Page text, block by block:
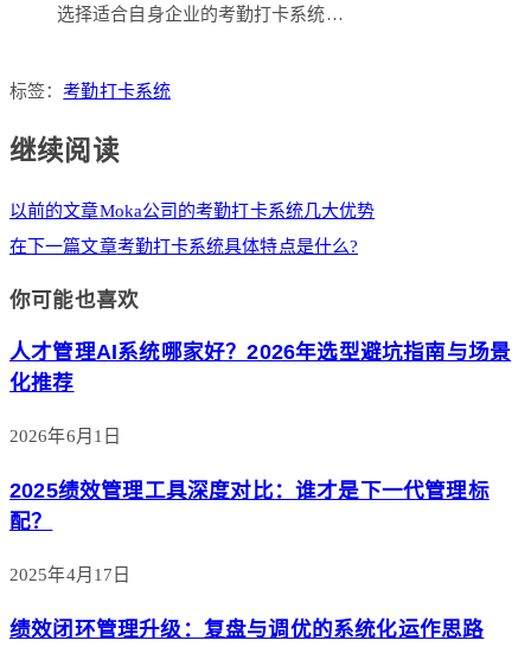
选择适合自身企业的考勤打卡系统…
标签：考勤打卡系统
继续阅读
以前的文章Moka公司的考勤打卡系统几大优势
在下一篇文章考勤打卡系统具体特点是什么?
你可能也喜欢
人才管理AI系统哪家好？2026年选型避坑指南与场景
化推荐
2026年6月1日
2025绩效管理工具深度对比：谁才是下一代管理标
配？
2025年4月17日
绩效闭环管理升级：复盘与调优的系统化运作思路